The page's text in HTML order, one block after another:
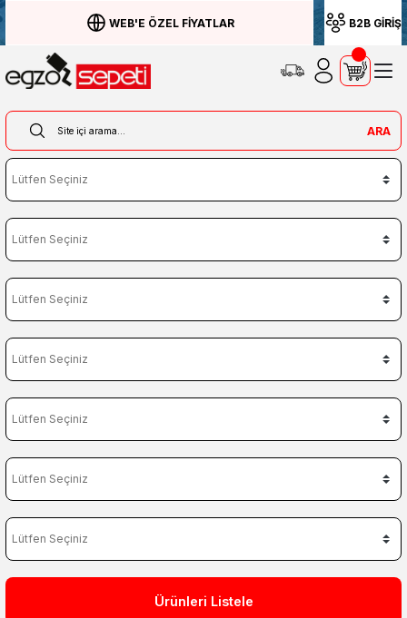
WEB'E ÖZEL FİYATLAR B2B GİRİŞ
ARA
Ürünleri Listele